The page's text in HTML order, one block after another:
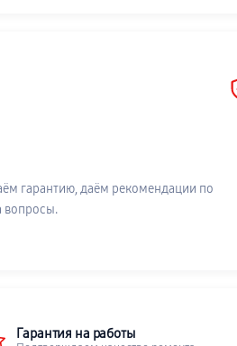
гарантию, даём рекомендации по
вопросы.
Гарантия на работы